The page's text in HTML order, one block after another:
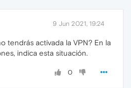
9 Jun 2021, 19:24
tendrás activada la VPN? En la
indica esta situación.
0